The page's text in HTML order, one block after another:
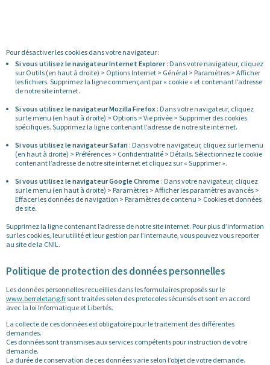
Pour désactiver les cookies dans votre navigateur :
Si vous utilisez le navigateur Internet Explorer: Dans votre navigateur, cliquez
sur Outils (en haut à droite) > Options Internet > Général > Paramètres > Afficher
les fichiers. Supprimez la ligne commençant par « cookie » et contenant l’adresse
de notre site internet.
Si vous utilisez le navigateur Mozilla Firefox : Dans votre navigateur, cliquez
sur le menu (en haut à droite) > Options > Vie privée > Supprimer des cookies
spécifiques. Supprimez la ligne contenant l’adresse de notre site internet.
Si vous utilisez le navigateur Safari : Dans votre navigateur, cliquez sur le menu
(en haut à droite) > Préférences > Confidentialité > Détails. Sélectionnez le cookie
contenant l’adresse de notre site internet et cliquez sur « Supprimer ».
Si vous utilisez le navigateur Google Chrome : Dans votre navigateur, cliquez
sur le menu (en haut à droite) > Paramètres > Afficher les paramètres avancés >
Effacer les données de navigation > Paramètres de contenu > Cookies et données
de site.
Supprimez la ligne contenant l’adresse de notre site internet. Pour plus d’information
sur les cookies, leur utilité et leur gestion par l’internaute, vous pouvez vous reporter
au site de la CNIL.
Politique de protection des données personnelles
Les données personnelles recueillies dans les formulaires proposés sur le
www.berreletang.fr sont traitées selon des protocoles sécurisés et sont en accord
avec la loi Informatique et Libertés.
La collecte de ces données est obligatoire pour le traitement des différentes
demandes.
Ces données sont transmises aux services compétents pour instruction de votre
demande.
La durée de conservation de ces données varie selon l’objet de votre demande.